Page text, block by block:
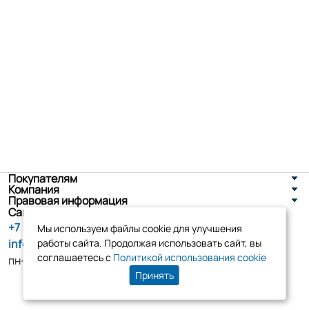
Покупателям
Компания
Правовая информация
Санкт-Петербург, ул. Новоселов д. 8
+7 (800) 555-86-90
info@tk-elko.ru
пн-пт, 10:00 - 18:00
Мы используем файлы cookie для улучшения
работы сайта. Продолжая использовать сайт, вы
соглашаетесь с Политикой использования cookie
Принять